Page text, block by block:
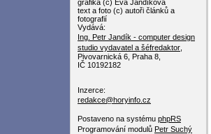
grafika (c) Eva Jandíková
text a foto (c) autoři článků a
fotografií
Vydává:
Ing. Petr Jandík - computer design
studio vydavatel a šéfredaktor
Pivovarnická 6, Praha 8,
IČ 10192182
Inzerce:
redakce@horyinfo.cz
Postaveno na systému phpRS
Programování modulů Petr Suchý